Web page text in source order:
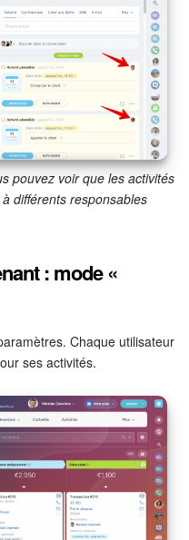
pouvez voir que les activités
différents responsables
: mode «
Chaque utilisateur
ses activités.